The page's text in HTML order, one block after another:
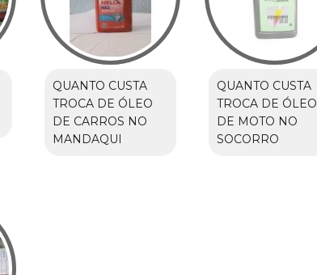
QUANTO CUSTA
TROCA DE ÓLEO
DE CARROS NO
MANDAQUI
QUANTO CUSTA
TROCA DE ÓLEO
DE MOTO NO
SOCORRO